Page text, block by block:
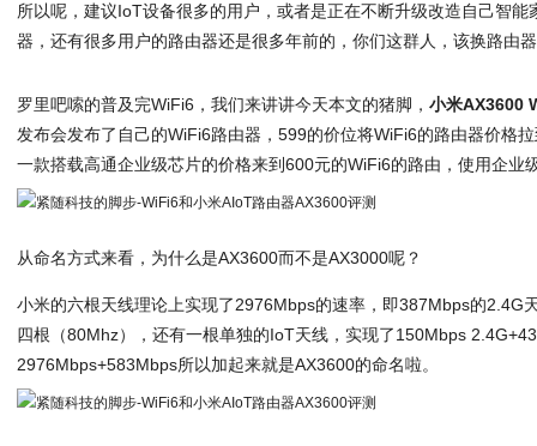
所以呢，建议IoT设备很多的用户，或者是正在不断升级改造自己智
器，还有很多用户的路由器还是很多年前的，你们这群人，该换路由
罗里吧嗦的普及完WiFi6，我们来讲讲今天本文的猪脚，小米AX3600
发布会发布了自己的WiFi6路由器，599的价位将WiFi6的路由器价格
一款搭载高通企业级芯片的价格来到600元的WiFi6的路由，使用企业
从命名方式来看，为什么是AX3600而不是AX3000呢？
小米的六根天线理论上实现了2976Mbps的速率，即387Mbps的2.4G
四根（80Mhz），还有一根单独的IoT天线，实现了150Mbps
2976Mbps+583Mbps所以加起来就是AX3600的命名啦。